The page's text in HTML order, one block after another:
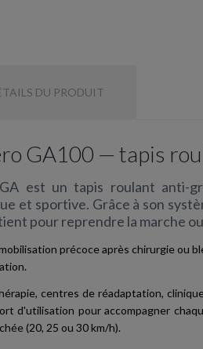
DU PRODUIT
GA100 — tapis
est un tapis roulant anti-
et sportive. Grâce à son
pour reprendre la marche
précoce après chirurgie ou
centres de réadaptation,
d'utilisation pour accompagner
(20, 25 ou 30 km/h).